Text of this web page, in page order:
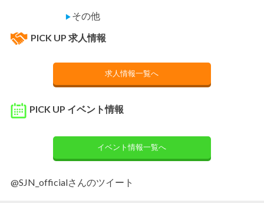
▶ その他
PICK UP 求人情報
求人情報一覧へ
PICK UP イベント情報
イベント情報一覧へ
@SJN_officialさんのツイート